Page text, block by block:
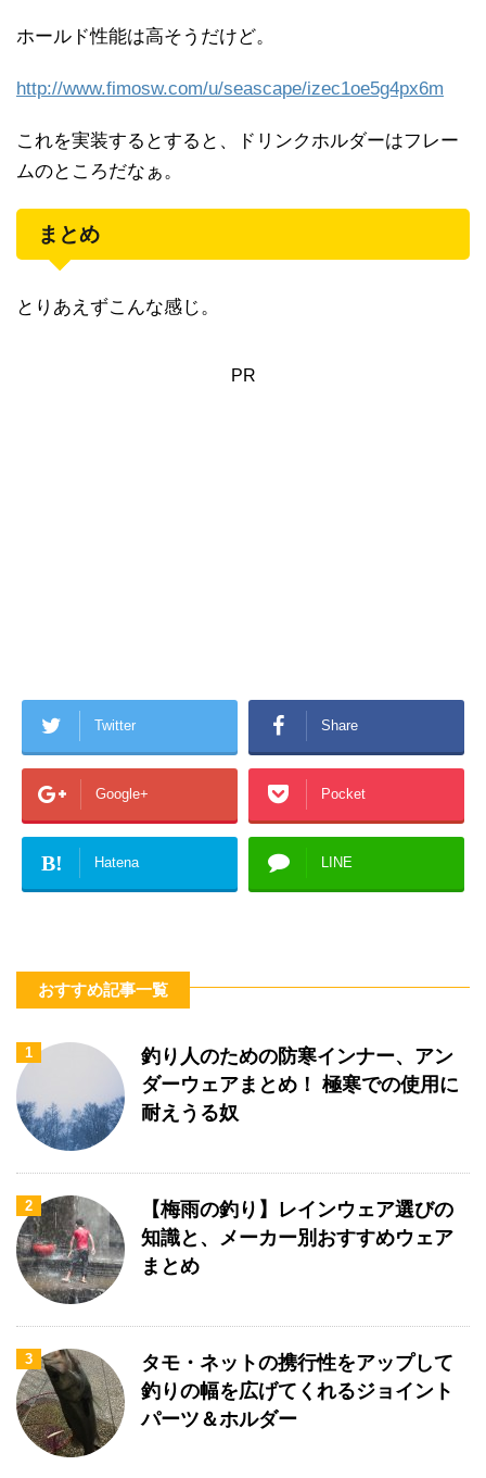
ホールド性能は高そうだけど。
http://www.fimosw.com/u/seascape/izec1oe5g4px6m
これを実装するとすると、ドリンクホルダーはフレー
ムのところだなぁ。
まとめ
とりあえずこんな感じ。
PR
Twitter Share
Google+ Pocket
B! Hatena LINE
おすすめ記事一覧
1
釣り人のための防寒インナー、アン
ダーウェアまとめ！ 極寒での使用に
耐えうる奴
2
【梅雨の釣り】レインウェア選びの
知識と、メーカー別おすすめウェア
まとめ
3
タモ・ネットの携行性をアップして
釣りの幅を広げてくれるジョイント
パーツ＆ホルダー